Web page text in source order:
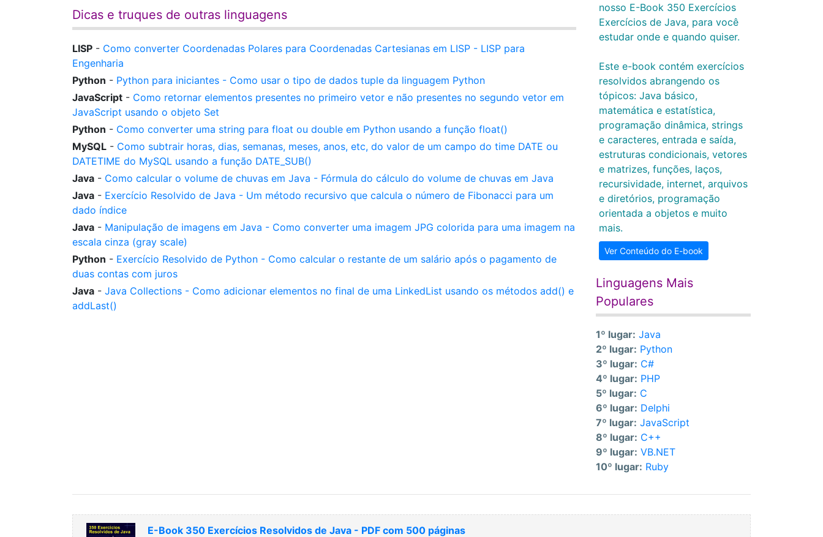
Dicas e truques de outras linguagens
LISP - Como converter Coordenadas Polares para Coordenadas Cartesianas em LISP - LISP para
Engenharia
Python - Python para iniciantes - Como usar o tipo de dados tuple da linguagem Python
JavaScript - Como retornar elementos presentes no primeiro vetor e não presentes no segundo vetor em
JavaScript usando o objeto Set
Python - Como converter uma string para float ou double em Python usando a função float()
MySQL - Como subtrair horas, dias, semanas, meses, anos, etc, do valor de um campo do time DATE ou
DATETIME do MySQL usando a função DATE_SUB()
Java - Como calcular o volume de chuvas em Java - Fórmula do cálculo do volume de chuvas em Java
Java - Exercício Resolvido de Java - Um método recursivo que calcula o número de Fibonacci para um
dado índice
Java - Manipulação de imagens em Java - Como converter uma imagem JPG colorida para uma imagem na
escala cinza (gray scale)
Python - Exercício Resolvido de Python - Como calcular o restante de um salário após o pagamento de
duas contas com juros
Java - Java Collections - Como adicionar elementos no final de uma LinkedList usando os métodos add() e
addLast()
nosso E-Book 350 Exercícios
Exercícios de Java, para você
estudar onde e quando quiser.
Este e-book contém exercícios
resolvidos abrangendo os
tópicos: Java básico,
matemática e estatística,
programação dinâmica, strings
e caracteres, entrada e saída,
estruturas condicionais, vetores
e matrizes, funções, laços,
recursividade, internet, arquivos
e diretórios, programação
orientada a objetos e muito
mais.
Ver Conteúdo do E-book
Linguagens Mais
Populares
1º lugar: Java
2º lugar: Python
3º lugar: C#
4º lugar: PHP
5º lugar: C
6º lugar: Delphi
7º lugar: JavaScript
8º lugar: C++
9º lugar: VB.NET
10º lugar: Ruby
E-Book 350 Exercícios Resolvidos de Java - PDF com 500 páginas